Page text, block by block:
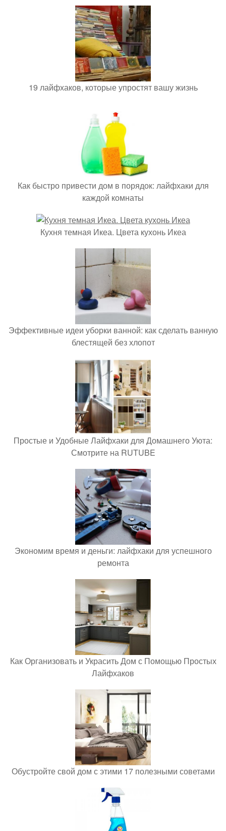
19 лайфхаков, которые упростят вашу жизнь
Как быстро привести дом в порядок: лайфхаки для
каждой комнаты
Кухня темная Икеа. Цвета кухонь Икеа
Эффективные идеи уборки ванной: как сделать ванную
блестящей без хлопот
Простые и Удобные Лайфхаки для Домашнего Уюта:
Смотрите на RUTUBE
Экономим время и деньги: лайфхаки для успешного
ремонта
Как Организовать и Украсить Дом с Помощью Простых
Лайфхаков
Обустройте свой дом с этими 17 полезными советами